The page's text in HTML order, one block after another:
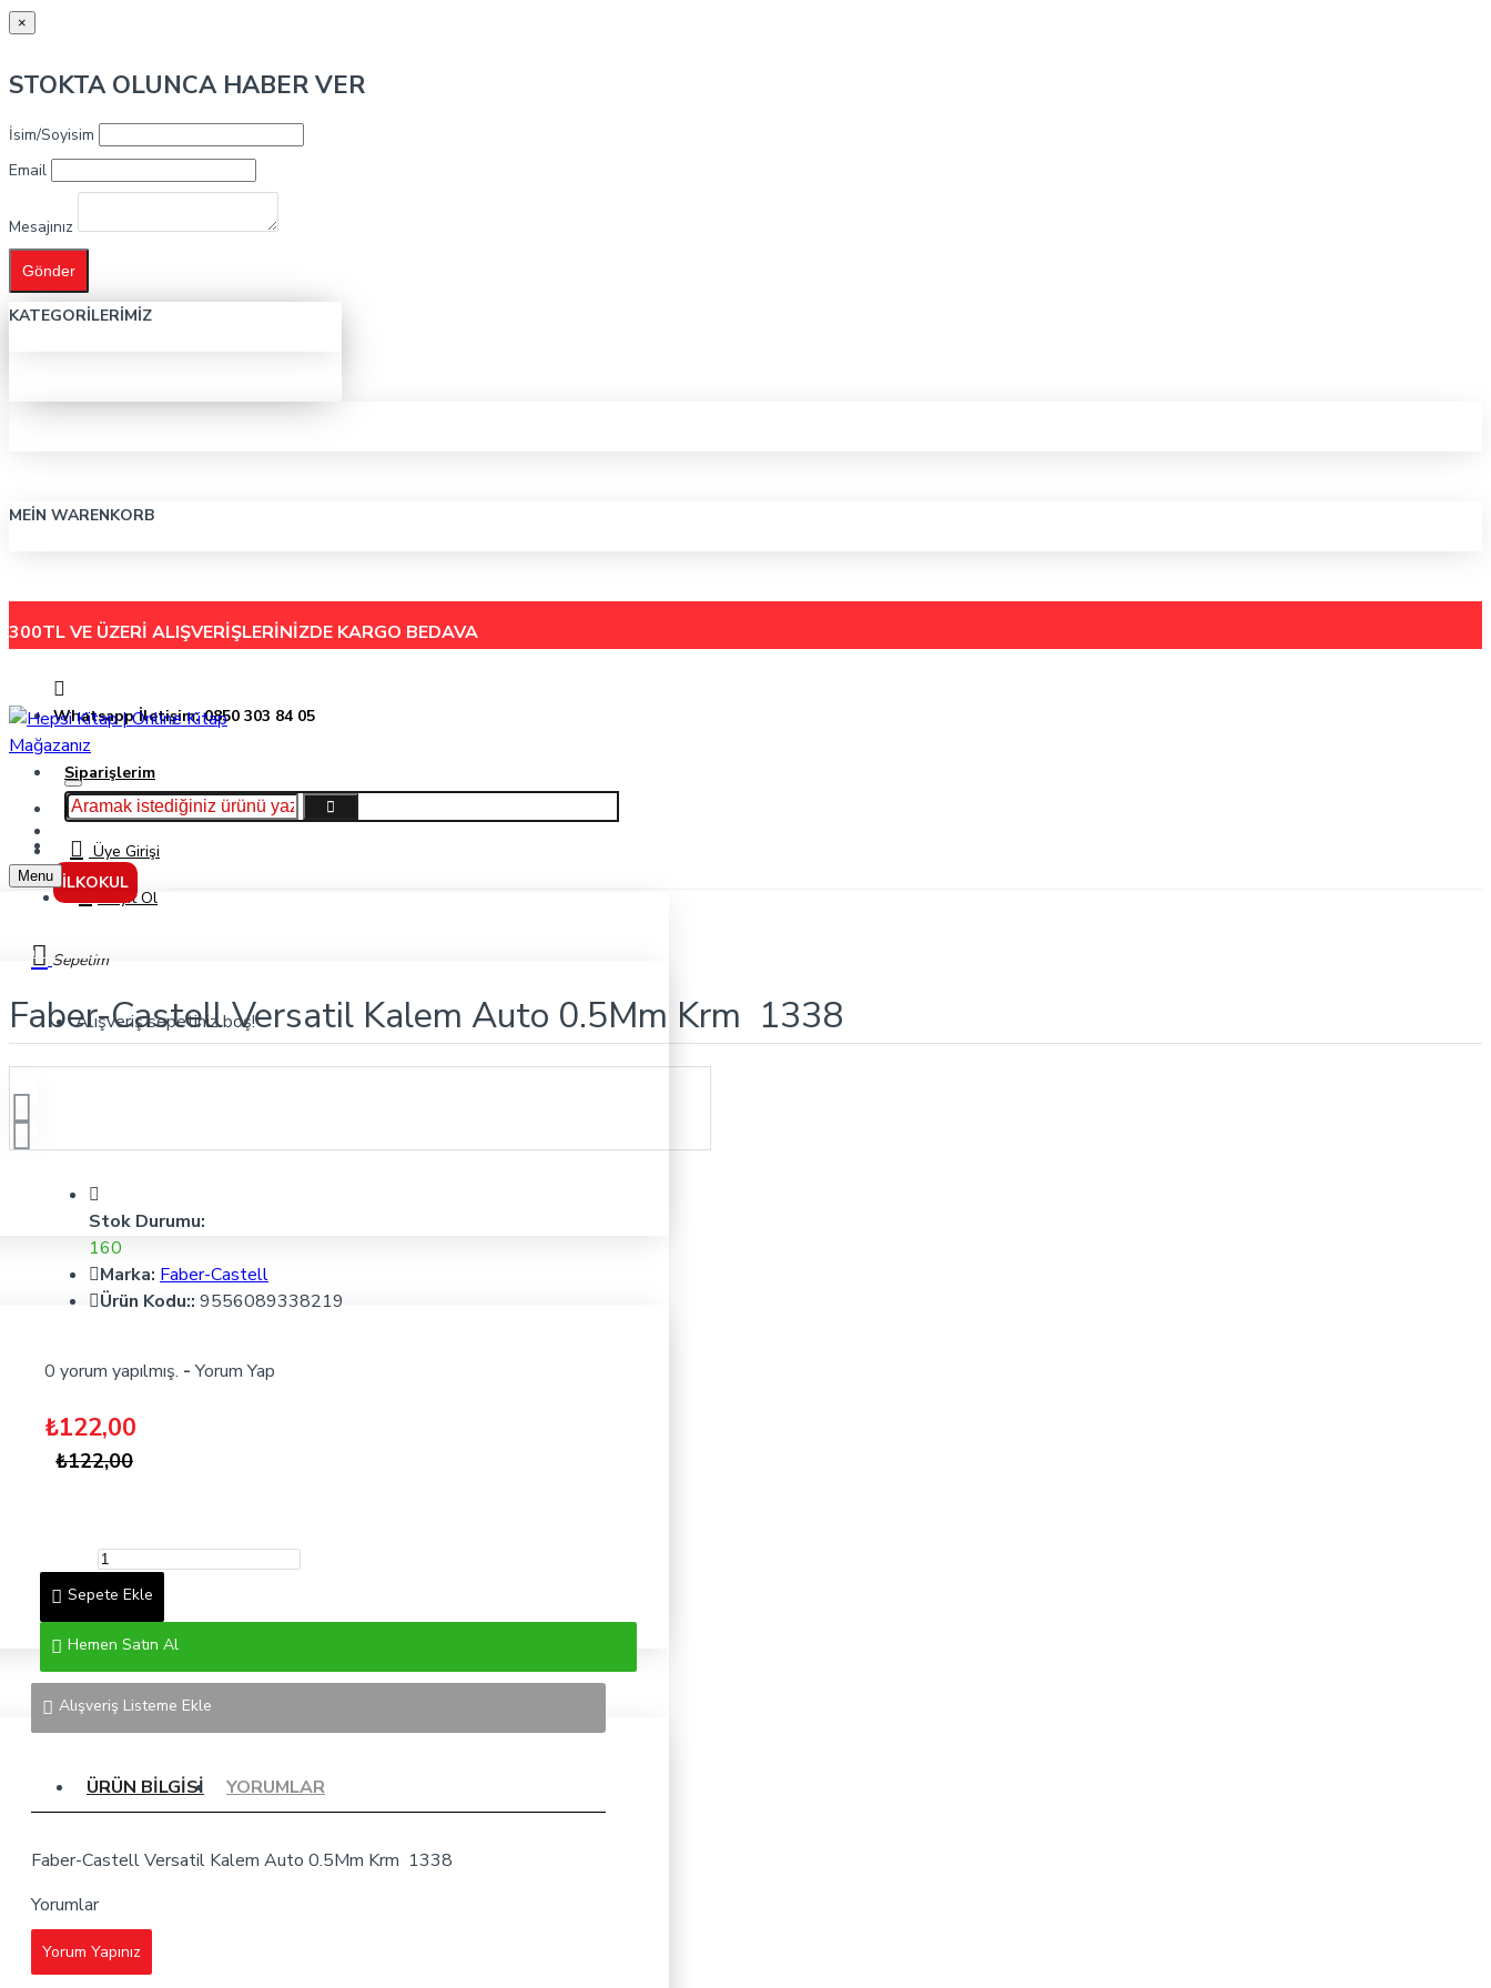
×
STOKTA OLUNCA HABER VER
İsim/Soyisim
Email
Mesajınız
Gönder
KATEGORILERIMIZ
MEIN WARENKORB
300TL VE ÜZERİ ALIŞVERİŞLERİNİZDE KARGO BEDAVA
Whatsapp İletişim: 0850 303 84 05
Siparişlerim
Hakkımızda
İletişimÜye Girişi
Kayıt Ol
Sepetim
Alışveriş sepetiniz boş!
İLKOKUL
Menu
Faber-Castell Versatil Kalem Auto 0.5Mm Krm 1338
Faber-Castell Versatil Kalem Auto 0.5Mm Krm 1338
Stok Durumu:
160
Marka: Faber-Castell
Ürün Kodu:: 9556089338219
0 yorum yapılmış. - Yorum Yap
₺122,00
₺122,00
Sepete Ekle
Hemen Satın Al
Alışveriş Listeme Ekle
ÜRÜN BILGISI YORUMLAR
Faber-Castell Versatil Kalem Auto 0.5Mm Krm 1338
Yorumlar
Yorum Yapınız